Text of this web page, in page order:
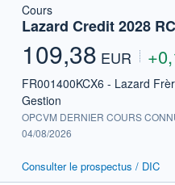
Cours
Lazard Credit 2028
109,38 EUR
FR001400KCX6 - Lazard
Gestion
OPCVM DERNIER COURS
04/08/2026
Consulter le prospectus / DIC